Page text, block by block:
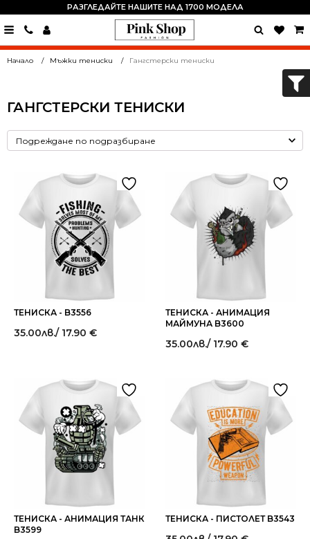
РАЗГЛЕДАЙТЕ НАШИТЕ НАД 1700 МОДЕЛА
0889
15
24
Начало Мъжки тениски Гангстерски тениски
ГАНГСТЕРСКИ ТЕНИСКИ
ТЕНИСКА - B3556
35.00лв./ 17.90 €
ТЕНИСКА - АНИМАЦИЯ
МАЙМУНА B3600
35.00лв./ 17.90 €
ТЕНИСКА - АНИМАЦИЯ ТАНК
B3599
ТЕНИСКА - ПИСТОЛЕТ B3543